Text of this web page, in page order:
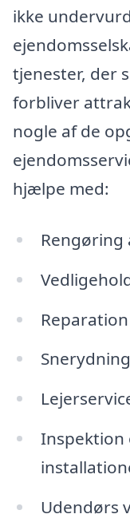
ikke
tjenester, der
forbliver
nogle af de
hjælpe med:
Inspektion
Udendørs